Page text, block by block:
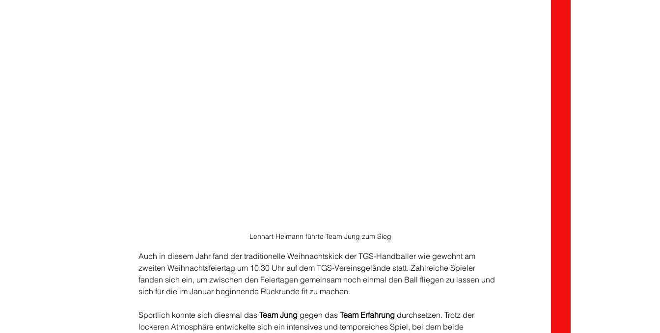
Lennart Heimann führte Team Jung zum Sieg
Auch in diesem Jahr fand der traditionelle Weihnachtskick der TGS-Handballer wie gewohnt am
zweiten Weihnachtsfeiertag um 10.30 Uhr auf dem TGS-Vereinsgelände statt. Zahlreiche Spieler
fanden sich ein, um zwischen den Feiertagen gemeinsam noch einmal den Ball fliegen zu lassen und
sich für die im Januar beginnende Rückrunde fit zu machen.
Sportlich konnte sich diesmal das Team Jung gegen das Team Erfahrung durchsetzen. Trotz der
lockeren Atmosphäre entwickelte sich ein intensives und temporeiches Spiel, bei dem beide